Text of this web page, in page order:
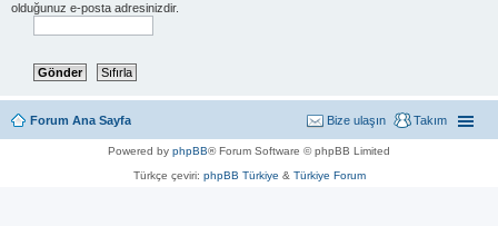
olduğunuz e-posta adresinizdir.
Forum Ana Sayfa Takım
Bize ulaşın
Powered by phpBB® Forum Software © phpBB Limited
Türkçe çeviri: phpBB Türkiye & Türkiye Forum